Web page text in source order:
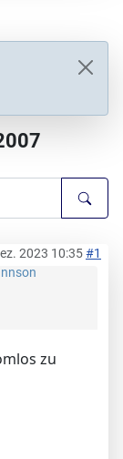
2023 10:35#1
zu